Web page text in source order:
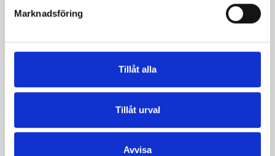
Marknadsföring
Tillåt alla
Tillåt urval
Avvisa